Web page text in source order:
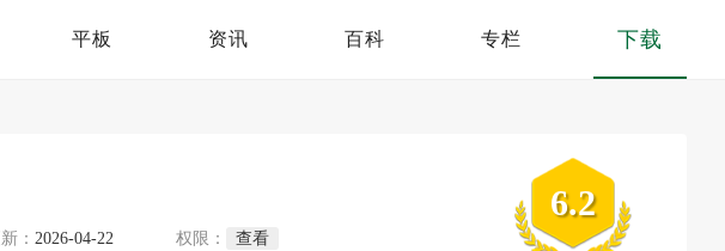
平板 资讯 百科 专栏 下载
6.2
： 2026-04-22 权限： 查看